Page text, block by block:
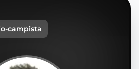
campista